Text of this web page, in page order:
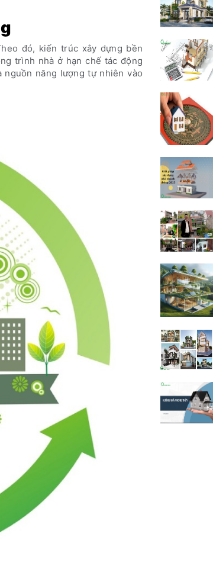
đó, kiến trúc xây dựng bền
trình nhà ở hạn chế tác động
năng lượng tự nhiên vào